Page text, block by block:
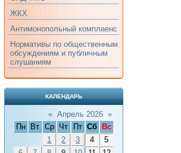
ЖКХ
Антимонопольный комплаенс
Нормативы по общественным
обсуждениям и публичным
слушаниям
КАЛЕНДАРЬ
« Апрель 2026 »
Пн
Вт Ср Чт Пт Сб
Вс
1
2 3 4
5